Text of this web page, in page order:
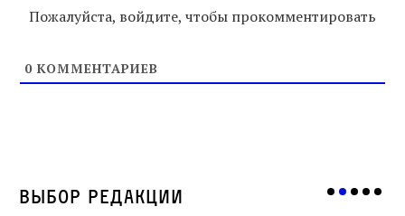
Пожалуйста, войдите, чтобы прокомментировать
0 КОММЕНТАРИЕВ
Выбор редакции